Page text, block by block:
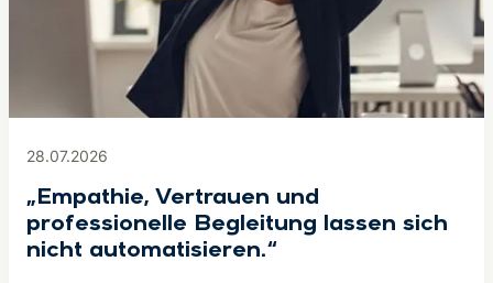
28.07.2026
„Empathie, Vertrauen und
professionelle Begleitung lassen sich
nicht automatisieren.“